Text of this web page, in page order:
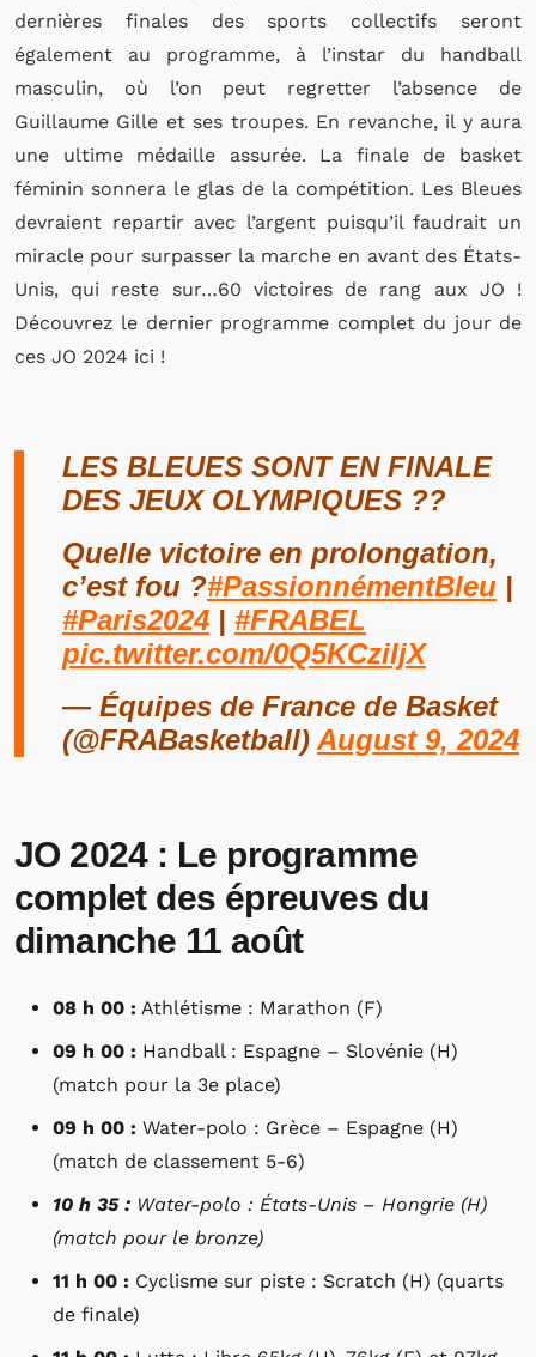
dernières finales des sports collectifs seront
également au programme, à l’instar du handball
masculin, où l’on peut regretter l’absence de
Guillaume Gille et ses troupes. En revanche, il y aura
une ultime médaille assurée. La finale de basket
féminin sonnera le glas de la compétition. Les Bleues
devraient repartir avec l’argent puisqu’il faudrait un
miracle pour surpasser la marche en avant des États-
Unis, qui reste sur…60 victoires de rang aux JO !
Découvrez le dernier programme complet du jour de
ces JO 2024 ici !
LES BLEUES SONT EN FINALE
DES JEUX OLYMPIQUES ??
Quelle victoire en prolongation,
c’est fou ?#PassionnémentBleu |
#Paris2024 | #FRABEL
pic.twitter.com/0Q5KCziIjX
— Équipes de France de Basket
(@FRABasketball) August 9, 2024
JO 2024 : Le programme
complet des épreuves du
dimanche 11 août
08 h 00 : Athlétisme : Marathon (F)
09 h 00 : Handball : Espagne – Slovénie (H)
(match pour la 3e place)
09 h 00 : Water-polo : Grèce – Espagne (H)
(match de classement 5-6)
10 h 35 : Water-polo : États-Unis – Hongrie (H)
(match pour le bronze)
11 h 00 : Cyclisme sur piste : Scratch (H) (quarts
de finale)